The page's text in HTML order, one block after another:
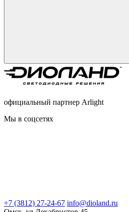
официальный партнер Arlight
Мы в соцсетях
+7 (3812) 27-24-67 info@dioland.ru